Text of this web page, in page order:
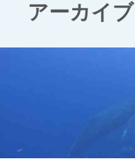
アーカイブ